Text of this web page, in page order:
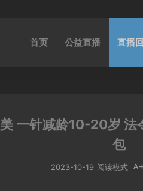
首页 公益直播 直播
一针减龄10-20岁 法
包
2023-10-19 阅读模式